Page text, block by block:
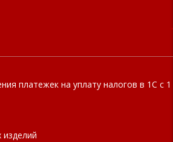
платежек на уплату налогов в 1С с 1